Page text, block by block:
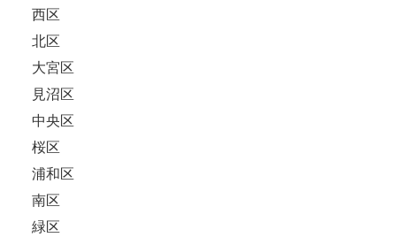
西区
北区
大宮区
見沼区
中央区
桜区
浦和区
南区
緑区